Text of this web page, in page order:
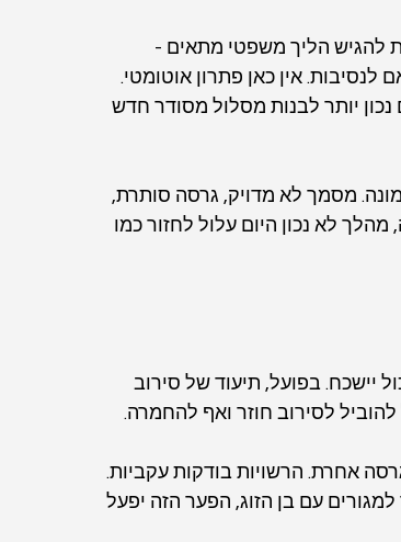
להגיש הליך משפטי מתאים -
אין כאן פתרון אוטומטי.
יותר לבנות מסלול מסודר חדש
מסמך לא מדויק, גרסה סותרת,
לא נכון היום עלול לחזור כמו
יישכח. בפועל, תיעוד של סירוב
להוביל לסירוב חוזר ואף להחמרה.
אחרת. הרשויות בודקות עקביות.
עם בן הזוג, הפער הזה יפעל